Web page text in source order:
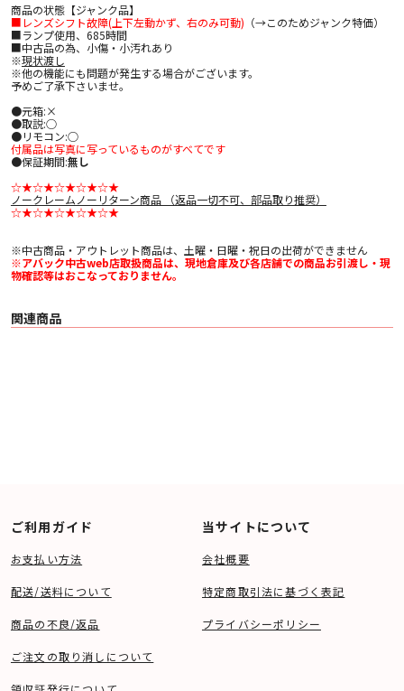
商品の状態【ジャンク品】
■レンズシフト故障(上下左動かず、右のみ可動) （→このためジャンク特価）
■ランプ使用、685時間
■中古品の為、小傷・小汚れあり
※現状渡し
※他の機能にも問題が発生する場合がございます。
予めご了承下さいませ。
●元箱:×
●取説:○
●リモコン:○
付属品は写真に写っているものがすべてです
●保証期間:無し
☆★☆★☆★☆★☆★
ノークレームノーリターン商品 （返品一切不可、部品取り推奨）
☆★☆★☆★☆★☆★
※中古商品・アウトレット商品は、土曜・日曜・祝日の出荷ができません
※アバック中古web店取扱商品は、現地倉庫及び各店舗での商品お引渡し・現
物確認等はおこなっておりません。
関連商品
ご利用ガイド
お支払い方法
配送/送料について
商品の不良/返品
ご注文の取り消しについて
当サイトについて
会社概要
特定商取引法に基づく表記
プライバシーポリシー